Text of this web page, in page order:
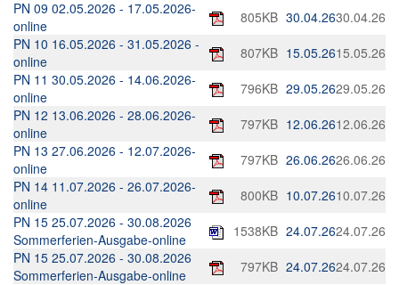
PN 09 02.05.2026 - 17.05.2026-
online
805KB 30.04.2630.04.26
PN 10 16.05.2026 - 31.05.2026 -
online
807KB 15.05.2615.05.26
PN 11 30.05.2026 - 14.06.2026-
online
796KB 29.05.2629.05.26
PN 12 13.06.2026 - 28.06.2026-
online
797KB 12.06.2612.06.26
PN 13 27.06.2026 - 12.07.2026-
online
797KB 26.06.2626.06.26
PN 14 11.07.2026 - 26.07.2026-
online
800KB 10.07.2610.07.26
PN 15 25.07.2026 - 30.08.2026
Sommerferien-Ausgabe-online
1538KB 24.07.2624.07.26
PN 15 25.07.2026 - 30.08.2026
Sommerferien-Ausgabe-online
797KB 24.07.2624.07.26